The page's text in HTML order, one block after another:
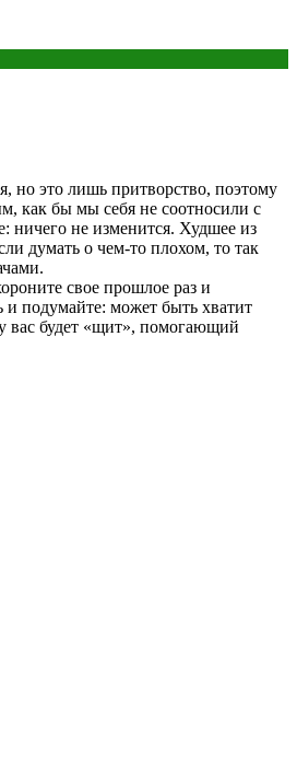
но это лишь притворство, поэтому
как бы мы себя не соотносили с
ничего не изменится. Худшее из
думать о чем-то плохом, то так
свое прошлое раз и
подумайте: может быть хватит
вас будет «щит», помогающий